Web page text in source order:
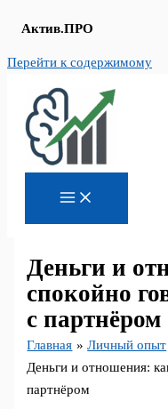
Актив.ПРО
Перейти к содержимому
Деньги и
спокойно
с партнёром
Главная
Личный опыт
Деньги и отношения:
партнёром